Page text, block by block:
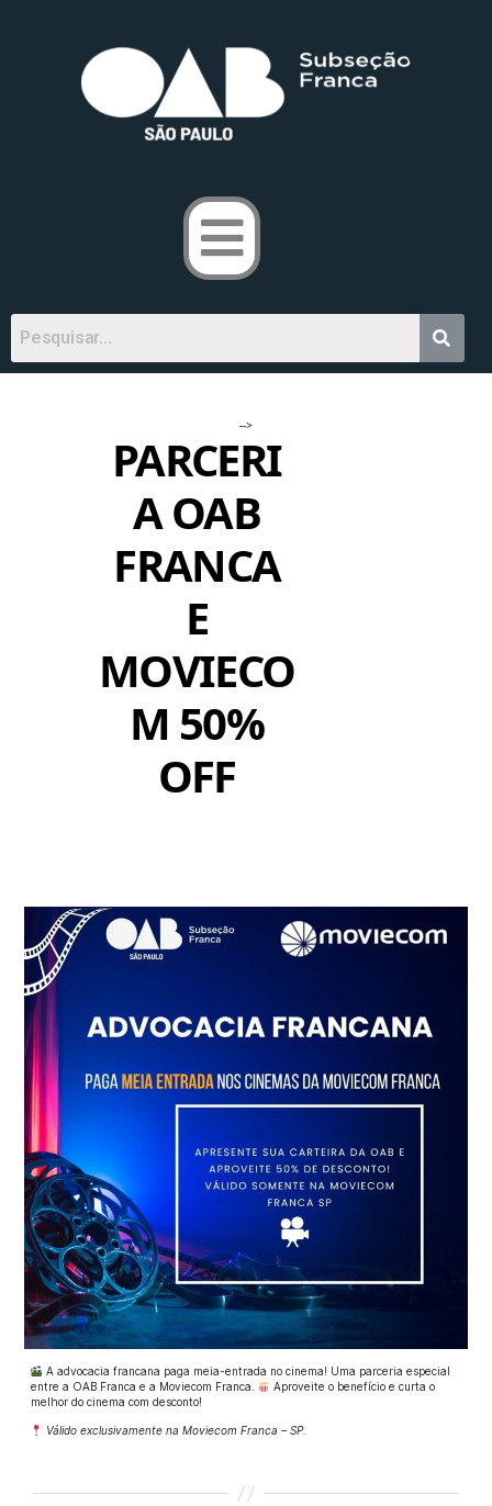
-->
PARCERI
A OAB
FRANCA
E
MOVIECO
M 50%
OFF
A advocacia francana paga meia-entrada no cinema! Uma parceria especial
entre a OAB Franca e a Moviecom Franca.
Aproveite o benefício e curta o
melhor do cinema com desconto!
Válido exclusivamente na Moviecom Franca – SP.